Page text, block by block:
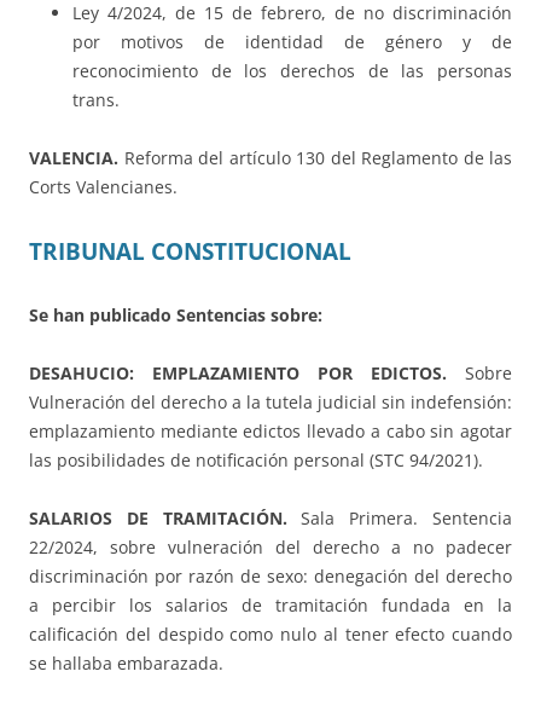
Ley 4/2024, de 15 de febrero, de no discriminación
por motivos de identidad de género y de
reconocimiento de los derechos de las personas
trans.
VALENCIA. Reforma del artículo 130 del Reglamento de las
Corts Valencianes.
TRIBUNAL CONSTITUCIONAL
Se han publicado Sentencias sobre:
DESAHUCIO: EMPLAZAMIENTO POR EDICTOS. Sobre
Vulneración del derecho a la tutela judicial sin indefensión:
emplazamiento mediante edictos llevado a cabo sin agotar
las posibilidades de notificación personal (STC 94/2021).
SALARIOS DE TRAMITACIÓN. Sala Primera. Sentencia
22/2024, sobre vulneración del derecho a no padecer
discriminación por razón de sexo: denegación del derecho
a percibir los salarios de tramitación fundada en la
calificación del despido como nulo al tener efecto cuando
se hallaba embarazada.